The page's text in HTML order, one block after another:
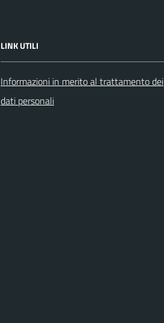
LINK UTILI
Informazioni in merito al trattamento dei
dati personali